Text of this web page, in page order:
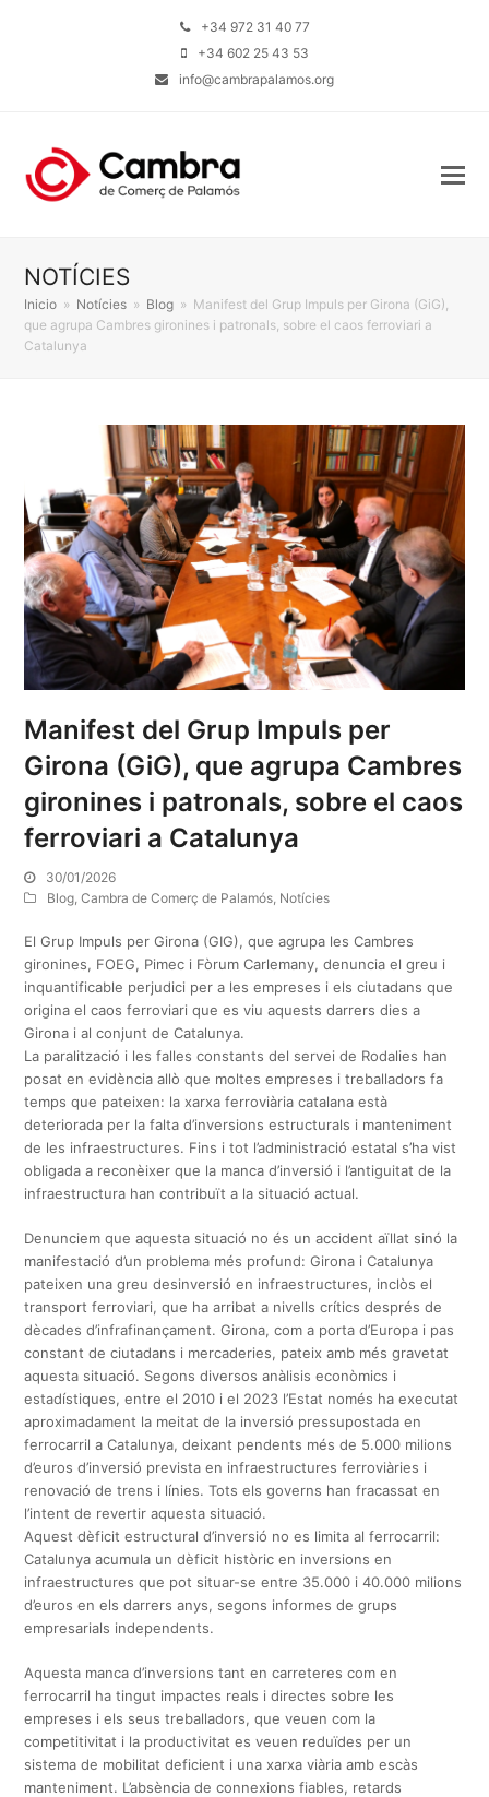
+34 972 31 40 77
+34 602 25 43 53
info@cambrapalamos.org
NOTÍCIES
Inicio » Notícies » Blog » Manifest del Grup Impuls per Girona (GiG),
que agrupa Cambres gironines i patronals, sobre el caos ferroviari a
Catalunya
Manifest del Grup Impuls per
Girona (GiG), que agrupa Cambres
gironines i patronals, sobre el caos
ferroviari a Catalunya
30/01/2026
Blog ,Cambra de Comerç de Palamós Notícies
El Grup Impuls per Girona (GIG), que agrupa les Cambres
gironines, FOEG, Pimec i Fòrum Carlemany, denuncia el greu i
inquantificable perjudici per a les empreses i els ciutadans que
origina el caos ferroviari que es viu aquests darrers dies a
Girona i al conjunt de Catalunya.
La paralització i les falles constants del servei de Rodalies han
posat en evidència allò que moltes empreses i treballadors fa
temps que pateixen: la xarxa ferroviària catalana està
deteriorada per la falta d’inversions estructurals i manteniment
de les infraestructures. Fins i tot l’administració estatal s’ha vist
obligada a reconèixer que la manca d’inversió i l’antiguitat de la
infraestructura han contribuït a la situació actual.
Denunciem que aquesta situació no és un accident aïllat sinó la
manifestació d’un problema més profund: Girona i Catalunya
pateixen una greu desinversió en infraestructures, inclòs el
transport ferroviari, que ha arribat a nivells crítics després de
dècades d’infrafinançament. Girona, com a porta d’Europa i pas
constant de ciutadans i mercaderies, pateix amb més gravetat
aquesta situació. Segons diversos anàlisis econòmics i
estadístiques, entre el 2010 i el 2023 l’Estat només ha executat
aproximadament la meitat de la inversió pressupostada en
ferrocarril a Catalunya, deixant pendents més de 5.000 milions
d’euros d’inversió prevista en infraestructures ferroviàries i
renovació de trens i línies. Tots els governs han fracassat en
l’intent de revertir aquesta situació.
Aquest dèficit estructural d’inversió no es limita al ferrocarril:
Catalunya acumula un dèficit històric en inversions en
infraestructures que pot situar-se entre 35.000 i 40.000 milions
d’euros en els darrers anys, segons informes de grups
empresarials independents.
Aquesta manca d’inversions tant en carreteres com en
ferrocarril ha tingut impactes reals i directes sobre les
empreses i els seus treballadors, que veuen com la
competitivitat i la productivitat es veuen reduïdes per un
sistema de mobilitat deficient i una xarxa viària amb escàs
manteniment. L’absència de connexions fiables, retards